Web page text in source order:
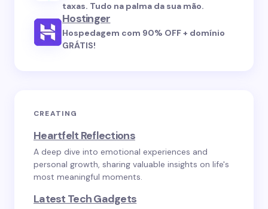
taxas. Tudo na palma da sua mão.
Hostinger
Hospedagem com 90% OFF + domínio
GRÁTIS!
CREATING
Heartfelt Reflections
A deep dive into emotional experiences and
personal growth, sharing valuable insights on life's
most meaningful moments.
Latest Tech Gadgets